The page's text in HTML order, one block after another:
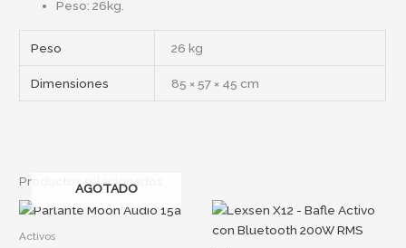
Peso: 26kg.
Peso 26 kg
Dimensiones 85 × 57 × 45 cm
Productos relacionados
AGOTADO
Activos